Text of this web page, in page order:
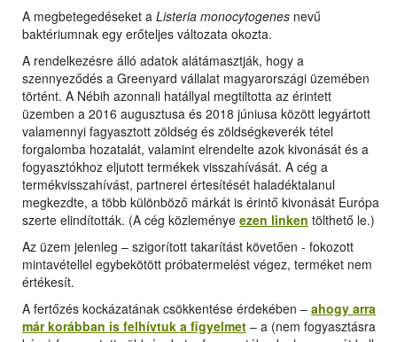
A megbetegedéseket a Listeria monocytogenes nevű
baktériumnak egy erőteljes változata okozta.
A rendelkezésre álló adatok alátámasztják, hogy a
szennyeződés a Greenyard vállalat magyarországi üzemében
történt. A Nébih azonnali hatállyal megtiltotta az érintett
üzemben a 2016 augusztusa és 2018 júniusa között legyártott
valamennyi fagyasztott zöldség és zöldségkeverék tétel
forgalomba hozatalát, valamint elrendelte azok kivonását és a
fogyasztókhoz eljutott termékek visszahívását. A cég a
termékvisszahívást, partnerei értesítését haladéktalanul
megkezdte, a több különböző márkát is érintő kivonását Európa
szerte elindították. (A cég közleménye ezen linken tölthető le.)
Az üzem jelenleg – szigorított takarítást követően - fokozott
mintavétellel egybekötött próbatermelést végez, terméket nem
értékesít.
A fertőzés kockázatának csökkentése érdekében – ahogy arra
már korábban is felhívtuk a figyelmet – a (nem fogyasztásra